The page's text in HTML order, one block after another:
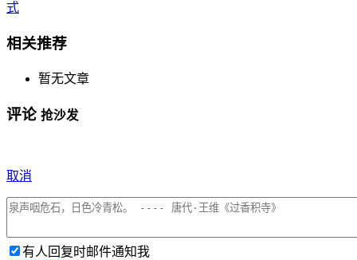
式
相关推荐
暂无文章
评论 抢沙发
取消
有人回复时邮件通知我